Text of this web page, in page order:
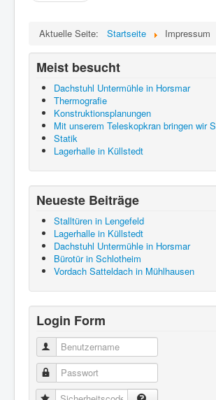
Aktuelle Seite: Startseite Impressum
Meist besucht
Dachstuhl Untermühle in Horsmar
Thermografie
Konstruktionsplanungen
Mit unserem Teleskopkran bringen wir
Statik
Lagerhalle in Küllstedt
Neueste Beiträge
Stalltüren in Lengefeld
Lagerhalle in Küllstedt
Dachstuhl Untermühle in Horsmar
Bürotür in Schlotheim
Vordach Satteldach in Mühlhausen
Login Form
Benutzername
Passwort